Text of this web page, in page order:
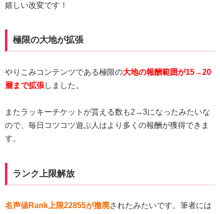
嬉しい改変です！
極限の大地が拡張
やりこみコンテンツである極限の大地の報酬範囲が15→20
層まで拡張しました。
またラッキーチケットが貰える数も2→3になったみたいな
ので、毎日コツコツ遊ぶ人はより多くの報酬が獲得できま
す。
ランク上限解放
名声値Rank上限22855が撤廃されたみたいです。筆者には